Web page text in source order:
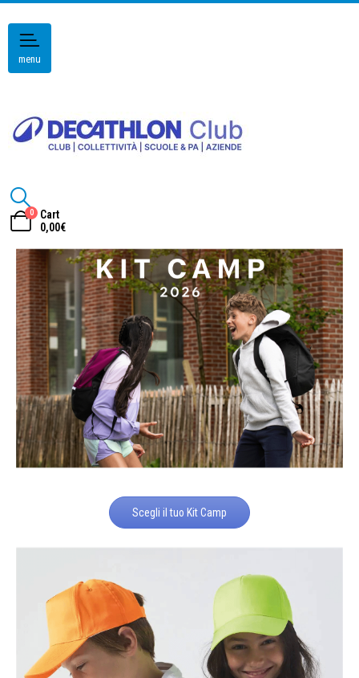
menu
0
Cart
0,00€
Scegli il tuo Kit Camp